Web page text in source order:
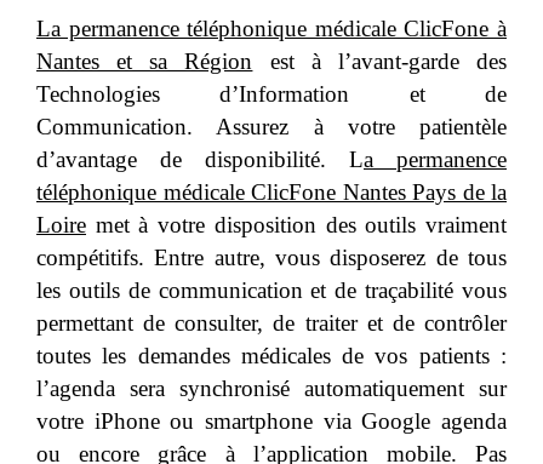
La permanence téléphonique médicale ClicFone à
Nantes et sa Région est à l’avant-garde des
Technologies d’Information et de
Communication. Assurez à votre patientèle
d’avantage de disponibilité. La permanence
téléphonique médicale ClicFone Nantes Pays de la
Loire met à votre disposition des outils vraiment
compétitifs. Entre autre, vous disposerez de tous
les outils de communication et de traçabilité vous
permettant de consulter, de traiter et de contrôler
toutes les demandes médicales de vos patients :
l’agenda sera synchronisé automatiquement sur
votre iPhone ou smartphone via Google agenda
ou encore grâce à l’application mobile. Pas